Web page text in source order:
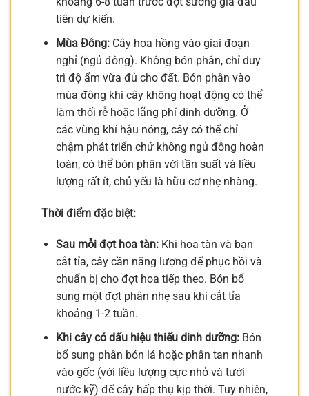
tiên dự kiến.
Mùa Đông:Cây hoa hồng vào giai đoạn
nghỉ (ngủ đông). Không bón phân, chỉ duy
trì độ ẩm vừa đủ cho đất. Bón phân vào
mùa đông khi cây không hoạt động có thể
làm thối rễ hoặc lãng phí dinh dưỡng. Ở
các vùng khí hậu nóng, cây có thể chỉ
chậm phát triển chứ không ngủ đông hoàn
toàn, có thể bón phân với tần suất và liều
lượng rất ít, chủ yếu là hữu cơ nhẹ nhàng.
Thời điểm đặc biệt:
Sau mỗi đợt hoa tàn:Khi hoa tàn và bạn
cắt tỉa, cây cần năng lượng để phục hồi và
chuẩn bị cho đợt hoa tiếp theo. Bón bổ
sung một đợt phân nhẹ sau khi cắt tỉa
khoảng 1-2 tuần.
Khi cây có dấu hiệu thiếu dinh dưỡng:Bón
bổ sung phân bón lá hoặc phân tan nhanh
vào gốc (với liều lượng cực nhỏ và tưới
nước kỹ) để cây hấp thụ kịp thời. Tuy nhiên,